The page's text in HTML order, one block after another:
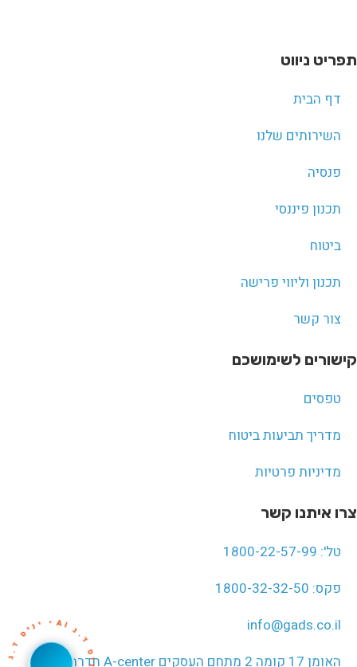
תפריט ניווט
דף הבית
השירותים שלנו
פנסיה
תכנון פיננסי
ביטוח
תכנון וליווי פרישה
צור קשר
קישורים לשימושכם
טפסים
מדריך תביעות ביטוח
מדיניות פרטיות
צרו איתנו קשר
טל': 1800-22-57-99
פקס: 1800-32-32-50
info@gads.co.il
האומן 17 קומה 2 מתחם העסקים A-center חדרה (לחץ
AIג.
ד
ס
י
נ
י
•
I
.
ד סי
נ
•
A
I
ג
.
דסינ י •